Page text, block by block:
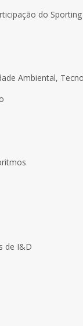
do
Ambiental,
de I&D